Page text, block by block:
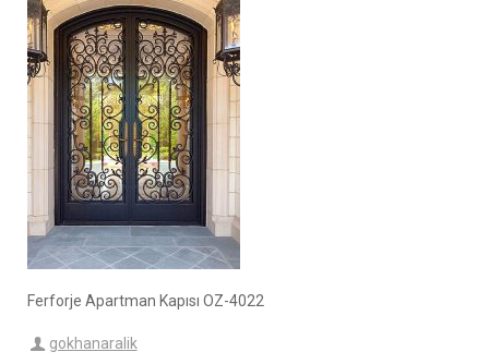
Ferforje Apartman Kapısı OZ-4022
gokhanaralik